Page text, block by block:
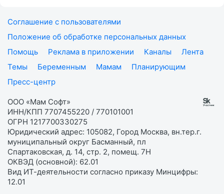
Соглашение с пользователями
Положение об обработке персональных данных
Помощь
Реклама в приложении Каналы
Лента
Темы
Беременным Мамам
Планирующим
Пресс-центр
ООО «Мам Софт»
ИНН/КПП 7707455220 / 770101001
ОГРН 1217700330275
Юридический адрес: 105082, Город Москва, вн.тер.г.
муниципальный округ Басманный, пл
Спартаковская, д. 14, стр. 2, помещ. 7Н
ОКВЭД (основной): 62.01
Вид ИТ-деятельности согласно приказу Минцифры:
12.01